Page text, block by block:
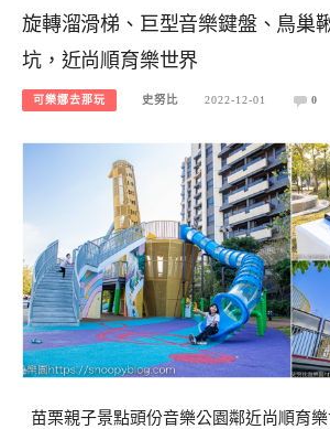
旋轉溜滑梯、巨型音樂鍵盤、鳥巢
坑，近尚順育樂世界
可樂娜去那玩 史努比 2022-12-01 0
苗栗親子景點頭份音樂公園鄰近尚順育